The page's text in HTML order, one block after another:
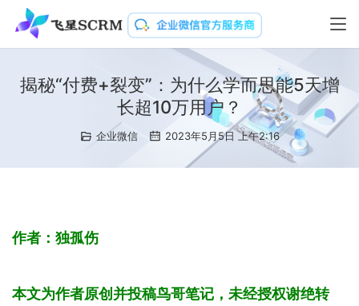
揭秘“付费+裂变”：为什么学而思能5天增
长超10万用户？
企业微信 2023年5月5日 上午2:16
作者：独孤伤
本文为作者原创并投稿鸟哥笔记，未经授权谢绝转